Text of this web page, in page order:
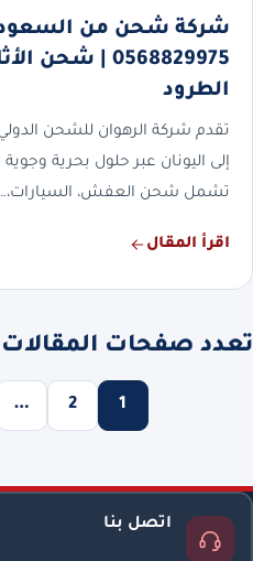
شركة شحن من
0568829975 |
الطرود
تقدم شركة الرهوان للشحن
إلى اليونان عبر حلول بحرية
تشمل شحن العفش،
اقرأ المقال
تعدد صفحات المقالات
1
2
…
اتصل بنا